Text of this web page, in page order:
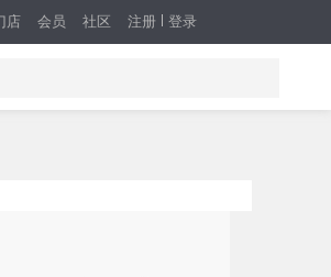
注册 登录
店 会员 社区